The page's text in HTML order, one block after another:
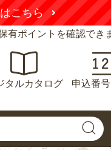
こちら
ポイントを確認でき
タルカタログ 申込番